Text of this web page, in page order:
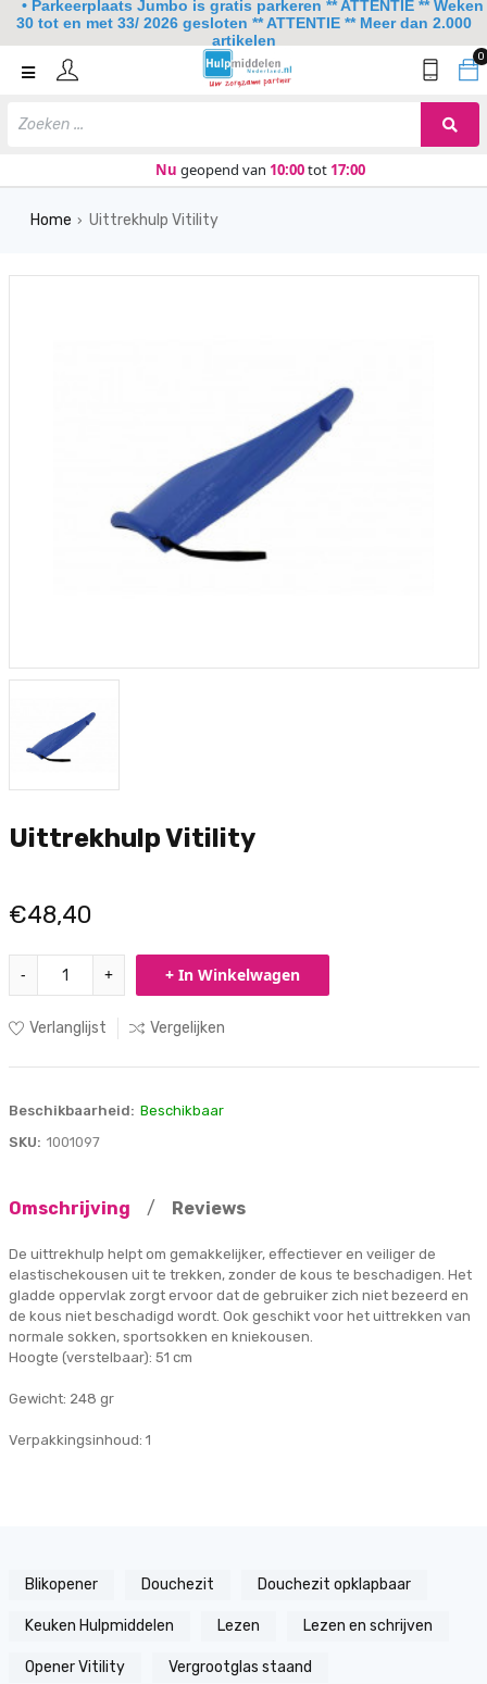
0
Nu geopend van 10:00tot 17:00
Home
Home › Uittrekhulp Vitility
Uittrekhulp Vitility
€48,40
- + + In Winkelwagen
Verlanglijst Vergelijken
Beschikbaarheid: Beschikbaar
SKU: 1001097
Omschrijving / Reviews
De uittrekhulp helpt om gemakkelijker, effectiever en veiliger de
elastischekousen uit te trekken, zonder de kous te beschadigen. Het
gladde oppervlak zorgt ervoor dat de gebruiker zich niet bezeerd en
de kous niet beschadigd wordt. Ook geschikt voor het uittrekken van
normale sokken, sportsokken en kniekousen.
Hoogte (verstelbaar): 51 cm
Gewicht: 248 gr
Verpakkingsinhoud: 1
Blikopener Douchezit Douchezit opklapbaar
Keuken Hulpmiddelen Lezen Lezen en schrijven
Opener Vitility Vergrootglas staand
• Parkeerplaats Jumbo is gratis parkeren ** ATTENTIE ** Weken
30 tot en met 33/ 2026 gesloten ** ATTENTIE ** Meer dan 2.000
artikelen